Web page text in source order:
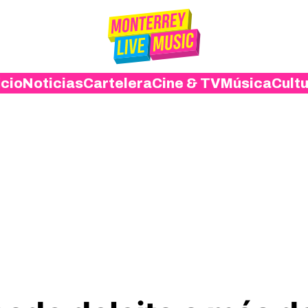
NoticiasCarteleraCine & TVMúsica